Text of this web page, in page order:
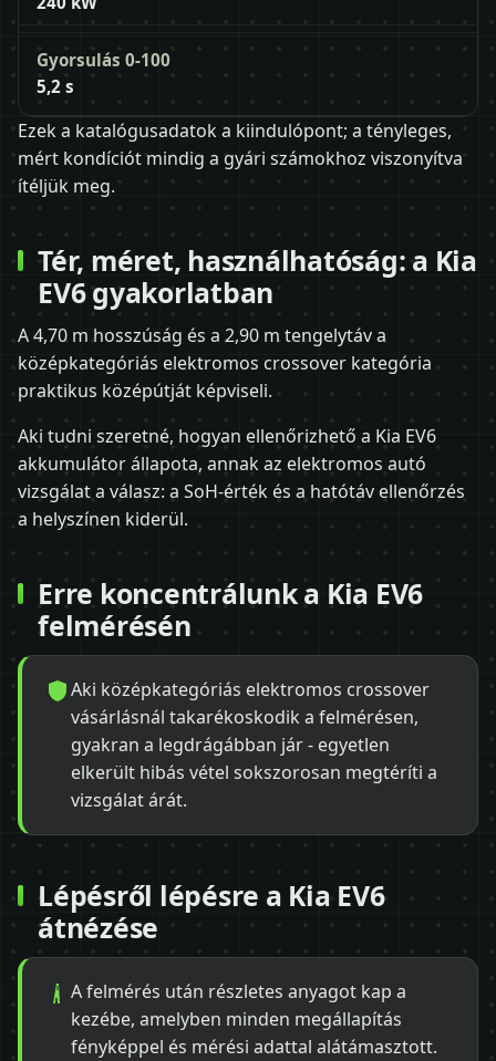
Gyorsulás 0-100
5,2 s
Ezek a katalógusadatok a kiindulópont; a tényleges,
mért kondíciót mindig a gyári számokhoz viszonyítva
ítéljük meg.
Tér, méret, használhatóság: a Kia
EV6 gyakorlatban
A 4,70 m hosszúság és a 2,90 m tengelytáv a
középkategóriás elektromos crossover kategória
praktikus középútját képviseli.
Aki tudni szeretné, hogyan ellenőrizhető a Kia EV6
akkumulátor állapota, annak az elektromos autó
vizsgálat a válasz: a SoH-érték és a hatótáv ellenőrzés
a helyszínen kiderül.
Erre koncentrálunk a Kia EV6
felmérésén
Aki középkategóriás elektromos crossover
vásárlásnál takarékoskodik a felmérésen,
gyakran a legdrágábban jár - egyetlen
elkerült hibás vétel sokszorosan megtéríti a
vizsgálat árát.
Lépésről lépésre a Kia EV6
átnézése
A felmérés után részletes anyagot kap a
kezébe, amelyben minden megállapítás
fényképpel és mérési adattal alátámasztott.